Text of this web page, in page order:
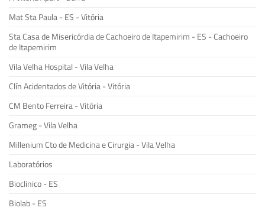
Mat Sta Paula - ES - Vitória
Sta Casa de Misericórdia de Cachoeiro de Itapemirim - ES - Cachoeiro
de Itapemirim
Vila Velha Hospital - Vila Velha
Clín Acidentados de Vitória - Vitória
CM Bento Ferreira - Vitória
Grameg - Vila Velha
Millenium Cto de Medicina e Cirurgia - Vila Velha
Laboratórios
Bioclinico - ES
Biolab - ES